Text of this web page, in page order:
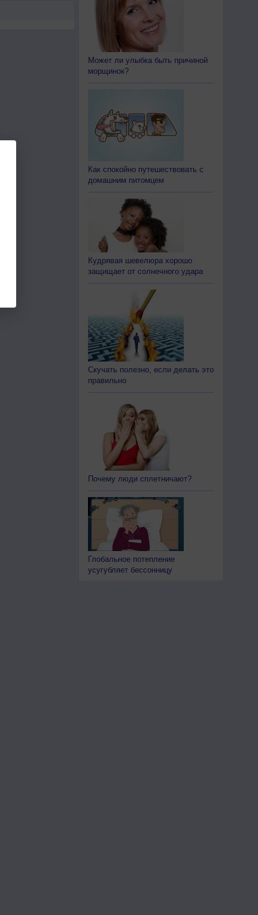
Может ли улыбка быть причиной
морщинок?
Как спокойно путешествовать с
домашним питомцем
Кудрявая шевелюра хорошо
защищает от солнечного удара
Скучать полезно, если делать это
правильно
Почему люди сплетничают?
Глобальное потепление
усугубляет бессонницу